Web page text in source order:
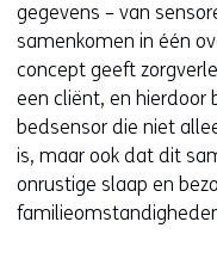
gegevens – van
samenkomen in één
concept geeft
een cliënt, en hierdoor
bedsensor die niet
is, maar ook dat dit
onrustige slaap en